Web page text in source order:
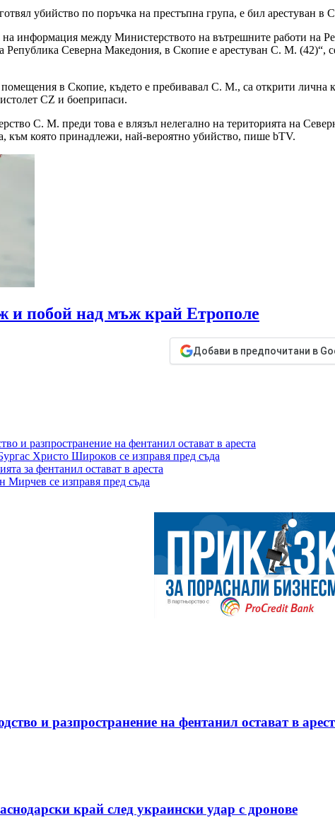
убийство по поръчка на престъпна група, е бил арестуван
на информация между Министерството на вътрешните работи на
Република Северна Македония, в Скопие е арестуван С. М. (42)“,
в Скопие, където е пребивавал С. М., са открити лична
CZ и боеприпаси.
С. М. преди това е влязъл нелегално на територията на
към която принадлежи, най-вероятно убийство, пише bTV.
и побой над мъж край Етрополе
Добави в предпочитани в
и разпространение на фентанил остават в ареста
Христо Широков се изправя пред съда
за фентанил остават в ареста
се изправя пред съда
и разпространение на фентанил остават в
край след украински удар с дронове